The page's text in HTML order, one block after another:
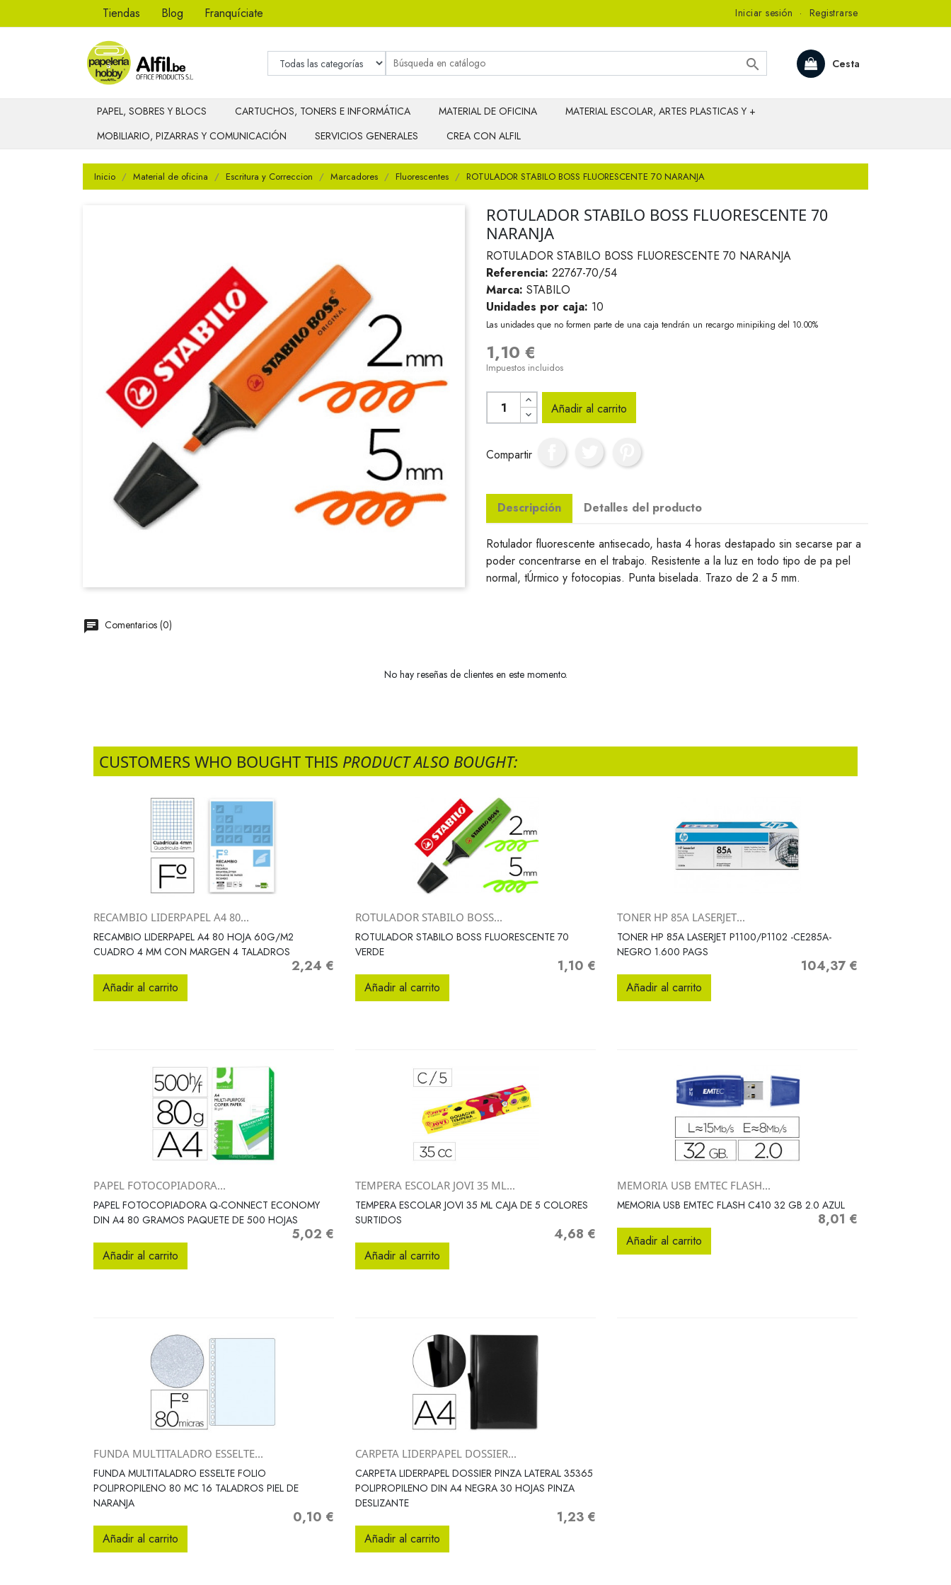
Tiendas Blog Franquíciate Iniciar sesión · Registrarse
Cesta

PAPEL, SOBRES Y BLOCS CARTUCHOS, TONERS E INFORMÁTICA MATERIAL DE OFICINA
MATERIAL ESCOLAR, ARTES PLASTICAS Y +
MOBILIARIO, PIZARRAS Y COMUNICACIÓN
SERVICIOS GENERALES CREA CON ALFIL
Inicio Material de oficina Escritura y Correccion Marcadores Fluorescentes ROTULADOR STABILO BOSS FLUORESCENTE 70 NARANJA
ROTULADOR STABILO BOSS FLUORESCENTE 70
NARANJA
ROTULADOR STABILO BOSS FLUORESCENTE 70 NARANJA
Referencia: 22767-70/54
Marca: STABILO
Unidades por caja: 10
Las unidades que no formen parte de una caja tendrán un recargo minipiking del 10.00%
1,10 €
Impuestos incluidos
Añadir al carrito
Compartir
Descripción Detalles del producto
Rotulador fluorescente antisecado, hasta 4 horas destapado sin secarse par a
poder concentrarse en el trabajo. Resistente a la luz en todo tipo de pa pel
normal, tÚrmico y fotocopias. Punta biselada. Trazo de 2 a 5 mm.
Comentarios (0)
No hay reseñas de clientes en este momento.
CUSTOMERS WHO BOUGHT THIS PRODUCT ALSO BOUGHT:
 Vista rápida
RECAMBIO LIDERPAPEL A4 80...
RECAMBIO LIDERPAPEL A4 80 HOJA 60G/M2
CUADRO 4 MM CON MARGEN 4 TALADROS
Precio
2,24 €
Añadir al carrito
 Vista rápida
ROTULADOR STABILO BOSS...
ROTULADOR STABILO BOSS FLUORESCENTE 70
VERDE
Precio
1,10 €
Añadir al carrito
Vista rápida
TONER HP 85A LASERJET...
TONER HP 85A LASERJET P1100/P1102 -CE285A-
NEGRO 1.600 PAGS
Precio
104,37 €
Añadir al carrito
Vista rápida
PAPEL FOTOCOPIADORA...
PAPEL FOTOCOPIADORA Q-CONNECT ECONOMY
DIN A4 80 GRAMOS PAQUETE DE 500 HOJAS
Precio
5,02 €
Añadir al carrito
 Vista rápida
TEMPERA ESCOLAR JOVI 35 ML...
TEMPERA ESCOLAR JOVI 35 ML CAJA DE 5 COLORES
SURTIDOS
Precio
4,68 €
Añadir al carrito
 Vista rápida
MEMORIA USB EMTEC FLASH...
MEMORIA USB EMTEC FLASH C410 32 GB 2.0 AZUL
Precio
8,01 €
Añadir al carrito
Vista rápida
FUNDA MULTITALADRO ESSELTE...
FUNDA MULTITALADRO ESSELTE FOLIO
POLIPROPILENO 80 MC 16 TALADROS PIEL DE
NARANJA
Precio
0,10 €
Añadir al carrito
Vista rápida
CARPETA LIDERPAPEL DOSSIER...
CARPETA LIDERPAPEL DOSSIER PINZA LATERAL 35365
POLIPROPILENO DIN A4 NEGRA 30 HOJAS PINZA
DESLIZANTE
Precio
1,23 €
Añadir al carrito